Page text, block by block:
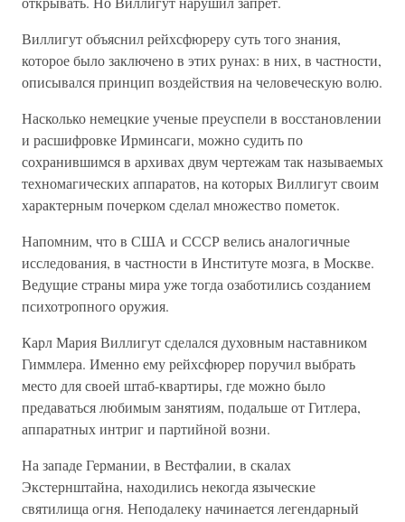
Виллигут объяснил рейхсфюреру суть того знания,
которое было заключено в этих рунах: в них, в частности,
описывался принцип воздействия на человеческую волю.
Насколько немецкие ученые преуспели в восстановлении
и расшифровке Ирминсаги, можно судить по
сохранившимся в архивах двум чертежам так называемых
техномагических аппаратов, на которых Виллигут своим
характерным почерком сделал множество пометок.
Напомним, что в США и СССР велись аналогичные
исследования, в частности в Институте мозга, в Москве.
Ведущие страны мира уже тогда озаботились созданием
психотропного оружия.
Карл Мария Виллигут сделался духовным наставником
Гиммлера. Именно ему рейхсфюрер поручил выбрать
место для своей штаб-квартиры, где можно было
предаваться любимым занятиям, подальше от Гитлера,
аппаратных интриг и партийной возни.
На западе Германии, в Вестфалии, в скалах
Экстернштайна, находились некогда языческие
святилища огня. Неподалеку начинается легендарный